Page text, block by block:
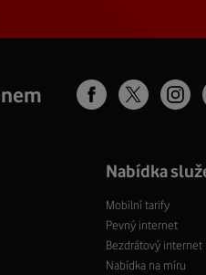
Nabídka
Mobilní tarify
Pevný internet
Bezdrátový internet
Nabídka na míru